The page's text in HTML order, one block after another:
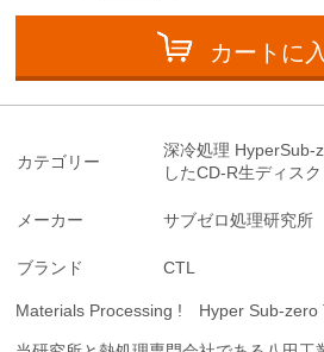
カートに
カテゴリー
深冷処理 HyperSub-
したCD-R生ディスク
メーカー サブゼロ処理研究所
ブランド CTL
Materials Processing ! Hyper Sub-zero